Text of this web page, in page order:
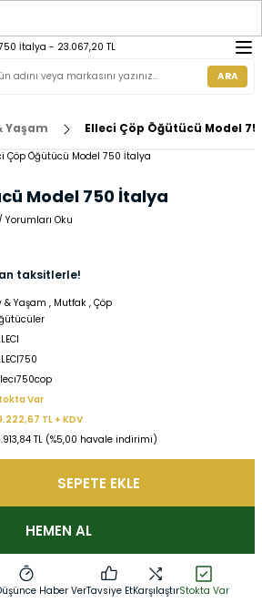
ARA
Yaşam Elleci Çöp Öğütücü Model
Model 750 İtalya
Oku
taksitlerle!
& Yaşam , Mutfak ,Çöp
Var
TL + KDV
TL (%5,00 havale indirimi)
SEPETE EKLE
HEMEN AL
Haber VerTavsiye EtKarşılaştırStokta Var